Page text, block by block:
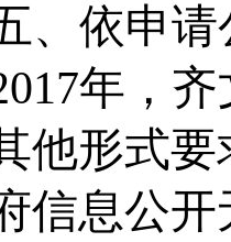
、依申
年， 齐
他形式
信息公